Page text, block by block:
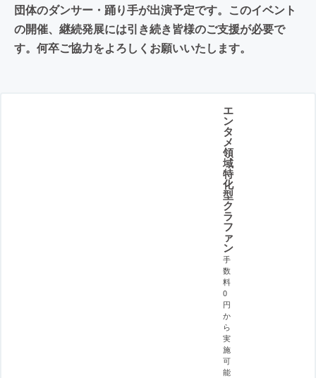
団体のダンサー・踊り手が出演予定です。このイベント
の開催、継続発展には引き続き皆様のご支援が必要で
す。何卒ご協力をよろしくお願いいたします。
エ
ン
タ
メ
領
域
特
化
型
ク
ラ
フ
ァ
ン
手
数
料
0
円
か
ら
実
施
可
能